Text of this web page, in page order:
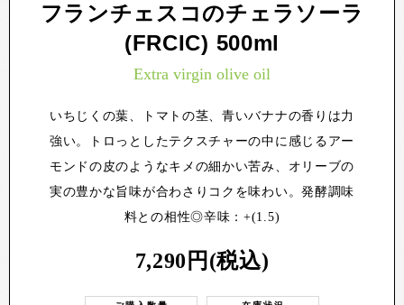
フランチェスコのチェラソーラ
(FRCIC) 500ml
Extra virgin olive oil
いちじくの葉、トマトの茎、青いバナナの香りは力
強い。トロっとしたテクスチャーの中に感じるアー
モンドの皮のようなキメの細かい苦み、オリーブの
実の豊かな旨味が合わさりコクを味わい。発酵調味
料との相性◎辛味：+(1.5)
7,290円(税込)